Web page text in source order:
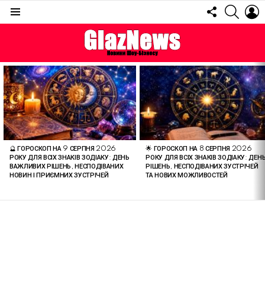
FOLLOW
US
ОСТАННІ
СТАТТІ
🔮 ГОРОСКОП НА 9 СЕРПНЯ 2026
РОКУ ДЛЯ ВСІХ ЗНАКІВ ЗОДІАКУ: ДЕНЬ
ВАЖЛИВИХ РІШЕНЬ, НЕСПОДІВАНИХ
НОВИН І ПРИЄМНИХ ЗУСТРІЧЕЙ
🌟 ГОРОСКОП НА 8 СЕРПНЯ 2026
РОКУ ДЛЯ ВСІХ ЗНАКІВ ЗОДІАКУ:
РІШЕНЬ, НЕСПОДІВАНИХ ЗУСТРІЧЕЙ
ТА НОВИХ МОЖЛИВОСТЕЙ